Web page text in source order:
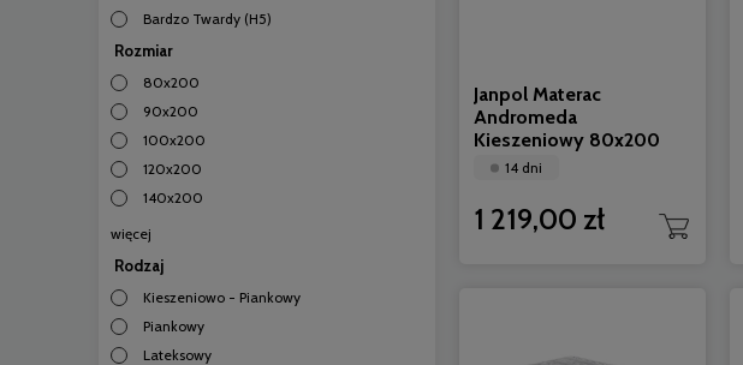
Bardzo Twardy (H5)
Rozmiar
80x200
90x200
100x200
120x200
140x200
więcej
Rodzaj
Kieszeniowo - Piankowy
Piankowy
Lateksowy
Janpol Materac
Andromeda
Kieszeniowy 80x200
14 dni
1 219,00 zł